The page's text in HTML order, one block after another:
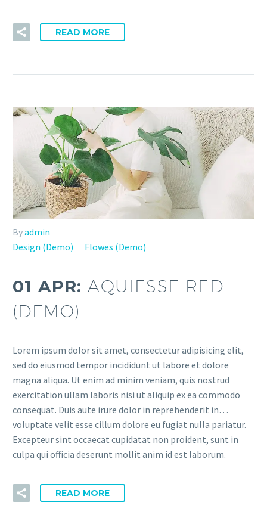
READ MORE
Byadmin
Design (Demo)
Flowes (Demo)
01 APR:AQUIESSE RED
(DEMO)
Lorem ipsum dolor sit amet, consectetur adipisicing elit,
sed do eiusmod tempor incididunt ut labore et dolore
magna aliqua. Ut enim ad minim veniam, quis nostrud
exercitation ullam laboris nisi ut aliquip ex ea commodo
consequat. Duis aute irure dolor in reprehenderit in…
voluptate velit esse cillum dolore eu fugiat nulla pariatur.
Excepteur sint occaecat cupidatat non proident, sunt in
culpa qui officia deserunt mollit anim id est laborum.
READ MORE